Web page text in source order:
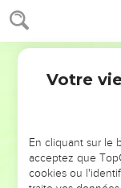
Josué 18
Gueliloth, qui fait
descendait à la
Elle passait sur le
et continuait sur
déboucher sur la
l'embouchure du
Du côté de
l'héritage des
Votre
En cliquant sur le
acceptez que
cookies ou